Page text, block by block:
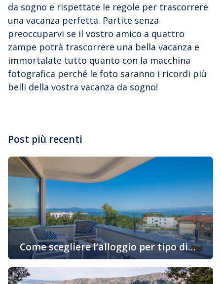
da sogno e rispettate le regole per trascorrere
una vacanza perfetta. Partite senza
preoccuparvi se il vostro amico a quattro
zampe potrà trascorrere una bella vacanza e
immortalate tutto quanto con la macchina
fotografica perché le foto saranno i ricordi più
belli della vostra vacanza da sogno!
Post più recenti
Come scegliere l’alloggio per tipo di
attività in vacanza
Oggigiorno sempre di più gli ospiti cercano alloggio in
base alle loro preferenze personali e allo stile di